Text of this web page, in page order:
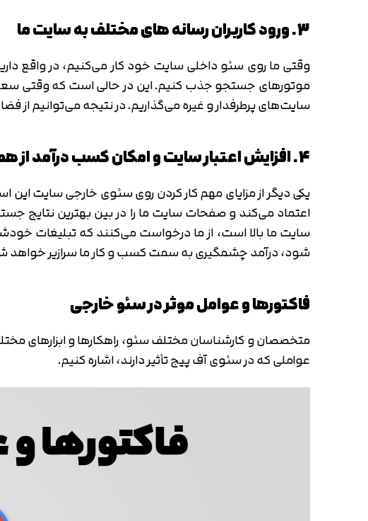
توجهی افزایش می‌یابد. هر چه تعداد کاربران ورودی به
افزایش خواهد یافت.
3. ورود کاربران رسانه های مختلف به سایت ما
موتورهای جستجو جذب کنیم. این در حالی است که وقتی سعی
سایت‌های پرطرفدار و غیره می‌گذاریم. در نتیجه می‌توانیم از
4. افزایش اعتبار سایت و امکان کسب درآمد از همین اعتبار
یکی دیگر از مزایای مهم کار کردن روی سئوی خارجی سایت این
سایت ما بالا است، از ما درخواست می‌کنند که تبلیغات خودشان
شود، درآمد چشمگیری به سمت کسب و کار ما سرازیر خواهد
فاکتورها و عوامل موثر در سئو خارجی
عواملی که در سئوی آف پیج تأثیر دارند، اشاره کنیم.